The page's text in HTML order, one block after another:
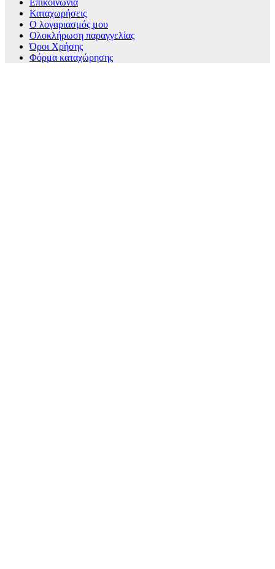
Επικοινωνία
Καταχωρήσεις
Ο λογαριασμός μου
Ολοκλήρωση παραγγελίας
Όροι Χρήσης
Φόρμα καταχώρησης